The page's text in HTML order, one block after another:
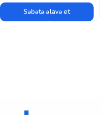
Səbətə əlavə et